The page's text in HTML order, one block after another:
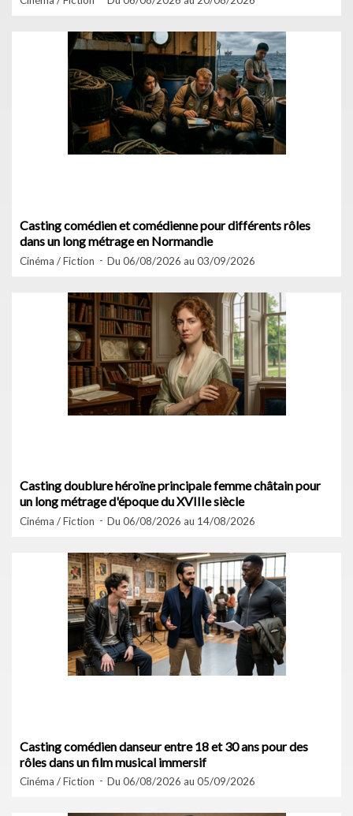
Casting comédien et comédienne pour différents rôles
dans un long métrage en Normandie
Cinéma / Fiction Du 06/08/2026 au 03/09/2026
Casting doublure héroïne principale femme châtain pour
un long métrage d'époque du XVIIIe siècle
Cinéma / Fiction Du 06/08/2026 au 14/08/2026
Casting comédien danseur entre 18 et 30 ans pour des
rôles dans un film musical immersif
Cinéma / Fiction Du 06/08/2026 au 05/09/2026